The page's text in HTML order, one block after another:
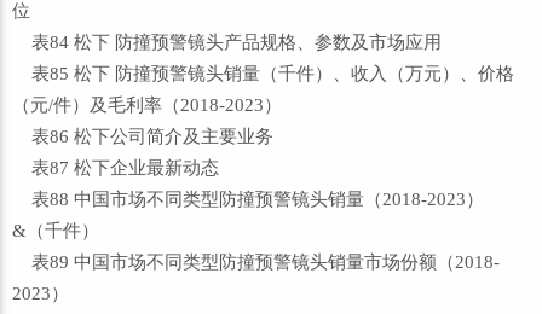
位
表84 松下 防撞预警镜头产品规格、参数及市场应用
表85 松下 防撞预警镜头销量（千件）、收入（万元）、价格
（元/件）及毛利率（2018-2023）
表86 松下公司简介及主要业务
表87 松下企业最新动态
表88 中国市场不同类型防撞预警镜头销量（2018-2023）
&（千件）
表89 中国市场不同类型防撞预警镜头销量市场份额（2018-
2023）